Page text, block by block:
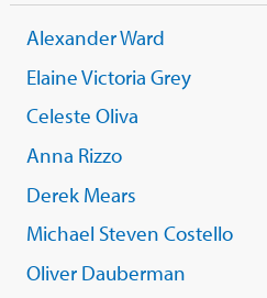
Alexander Ward
Elaine Victoria Grey
Celeste Oliva
Anna Rizzo
Derek Mears
Michael Steven Costello
Oliver Dauberman